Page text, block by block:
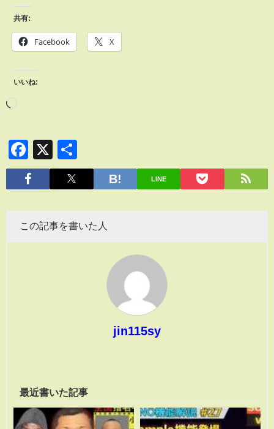
共有:
Facebook X
いいね:
Facebook
X
有
LINE
この記事を書いた人
jin115sy
最近書いた記事